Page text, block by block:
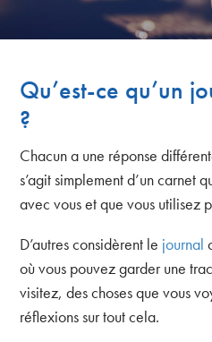
Qu’est-ce qu’un
?
Chacun a une réponse
s’agit simplement d’un carnet
avec vous et que vous utilisez
D’autres considèrent le journal
où vous pouvez garder une
visitez, des choses que vous
réflexions sur tout cela.